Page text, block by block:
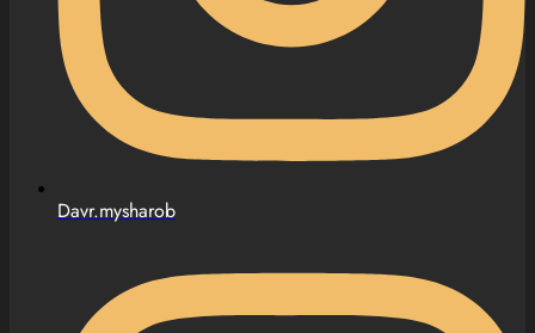
Davr.mysharob